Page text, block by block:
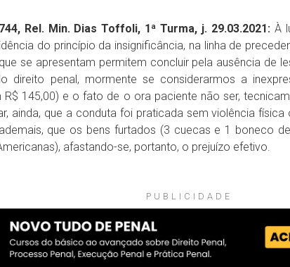
Rel. Min. Dias Toffoli, 1ª Turma, j. 29.03.2021: À
do princípio da insignificância, na linha de
se apresentam permitem concluir pela ausência de
direito penal, mormente se considerarmos a
R$ 145,00) e o fato de o ora paciente não ser,
ainda, que a conduta foi praticada sem violência
que os bens furtados (3 cuecas e 1 boneco
afastando-se, portanto, o prejuízo efetivo.
PUBLICIDADE